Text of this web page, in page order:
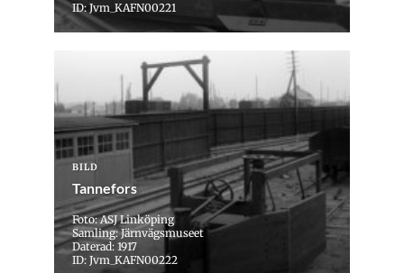
ID: Jvm_KAFN00221
BILD
Tannefors
Foto: ASJ Linköping
Samling: Järnvägsmuseet
Daterad: 1917
ID: Jvm_KAFN00222